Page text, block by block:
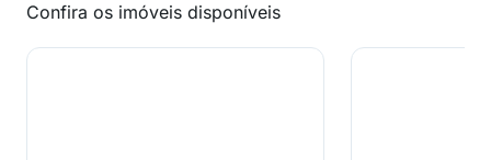
Confira os imóveis disponíveis